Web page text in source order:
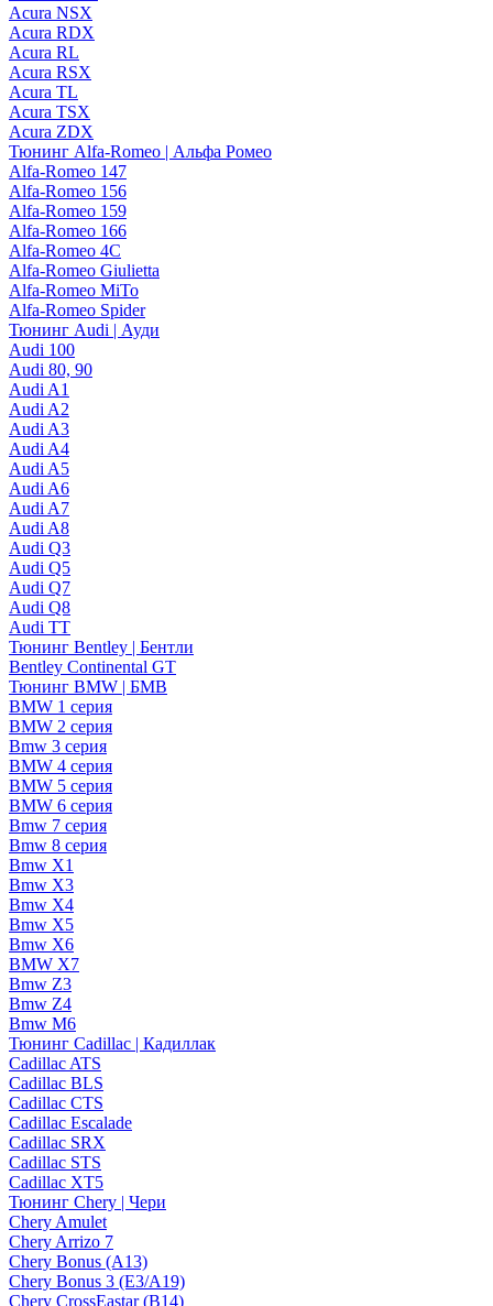
Acura NSX
Acura RDX
Acura RL
Acura RSX
Acura TL
Acura TSX
Acura ZDX
Тюнинг Alfa-Romeo | Альфа Ромео
Alfa-Romeo 147
Alfa-Romeo 156
Alfa-Romeo 159
Alfa-Romeo 166
Alfa-Romeo 4C
Alfa-Romeo Giulietta
Alfa-Romeo MiTo
Alfa-Romeo Spider
Тюнинг Audi | Ауди
Audi 100
Audi 80, 90
Audi A1
Audi A2
Audi A3
Audi A4
Audi A5
Audi A6
Audi A7
Audi A8
Audi Q3
Audi Q5
Audi Q7
Audi Q8
Audi TT
Тюнинг Bentley | Бентли
Bentley Continental GT
Тюнинг BMW | БМВ
BMW 1 серия
BMW 2 серия
Bmw 3 серия
BMW 4 серия
BMW 5 серия
BMW 6 серия
Bmw 7 серия
Bmw 8 серия
Bmw X1
Bmw X3
Bmw X4
Bmw X5
Bmw X6
BMW X7
Bmw Z3
Bmw Z4
Bmw М6
Тюнинг Cadillac | Кадиллак
Cadillac ATS
Cadillac BLS
Cadillac CTS
Cadillac Escalade
Cadillac SRX
Cadillac STS
Cadillac XT5
Тюнинг Chery | Чери
Chery Amulet
Chery Arrizo 7
Chery Bonus (A13)
Chery Bonus 3 (E3/A19)
Chery CrossEastar (B14)